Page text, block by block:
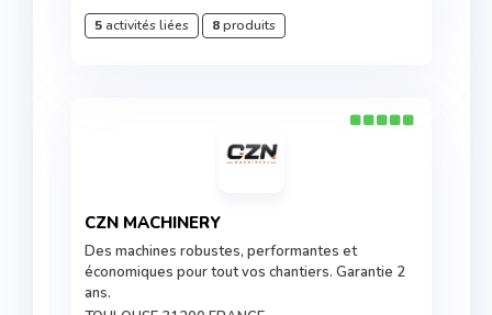
5activités liées 8produits
CZN MACHINERY
Des machines robustes, performantes et
économiques pour tout vos chantiers. Garantie 2
ans.